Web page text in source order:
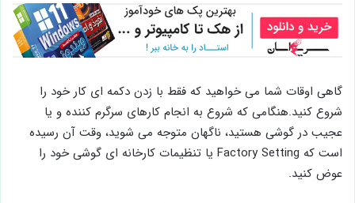
گاهی اوقات شما می خواهید که فقط با زدن دکمه ای کار خود را
شروع کنید.هنگامی که شروع به انجام کارهای سرگرم کننده و یا
عجیب در گوشی هستید، ناگهان متوجه می شوید، وقت آن رسیده
است که Factory Setting یا تنظیمات کارخانه ای گوشی خود را
عوض کنید.